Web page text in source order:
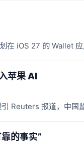
iOS 27 的 Wallet
苹果 AI
Reuters 报道，中国
的事实”